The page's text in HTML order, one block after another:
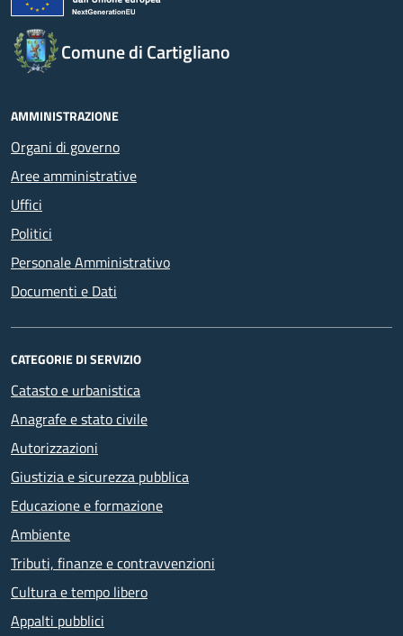
Comune di Cartigliano
AMMINISTRAZIONE
Organi di governo
Aree amministrative
Uffici
Politici
Personale Amministrativo
Documenti e Dati
CATEGORIE DI SERVIZIO
Catasto e urbanistica
Anagrafe e stato civile
Autorizzazioni
Giustizia e sicurezza pubblica
Educazione e formazione
Ambiente
Tributi, finanze e contravvenzioni
Cultura e tempo libero
Appalti pubblici